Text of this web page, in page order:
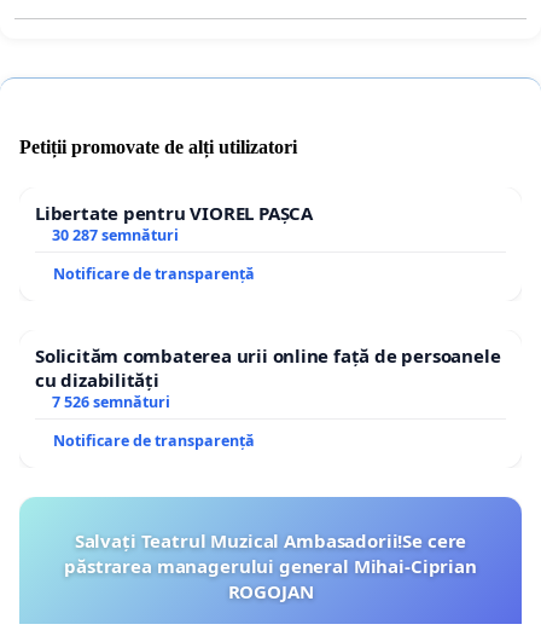
Petiții promovate de alți utilizatori
Libertate pentru VIOREL PAȘCA
30 287 semnături
Notificare de transparență
Solicităm combaterea urii online față de persoanele
cu dizabilități
7 526 semnături
Notificare de transparență
Salvați Teatrul Muzical Ambasadorii!Se cere
păstrarea managerului general Mihai-Ciprian
ROGOJAN